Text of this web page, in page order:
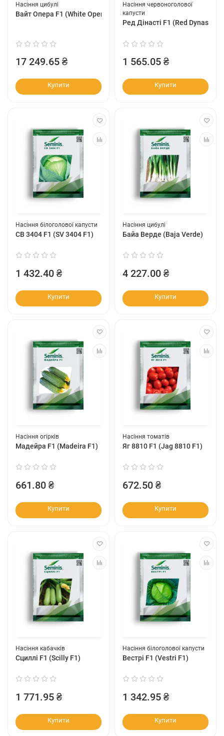
Насіння цибулі
Вайт Опера F1 (White Opera F1)
17 249.65 ₴
Купити
Насіння червоноголової
капусти
Ред Дінасті F1 (Red Dynasty
1 565.05 ₴
Купити
Насіння білоголової капусти
СВ 3404 F1 (SV 3404 F1)
1 432.40 ₴
Купити
Насіння цибулі
Байа Верде (Baja Verde)
4 227.00 ₴
Купити
Насіння огірків
Мадейра F1 (Madeira F1)
661.80 ₴
Купити
Насіння томатів
Яг 8810 F1 (Jag 8810 F1)
672.50 ₴
Купити
Насіння кабачків
Сциллі F1 (Scilly F1)
1 771.95 ₴
Купити
Насіння білоголової капусти
Вестрі F1 (Vestri F1)
1 342.95 ₴
Купити